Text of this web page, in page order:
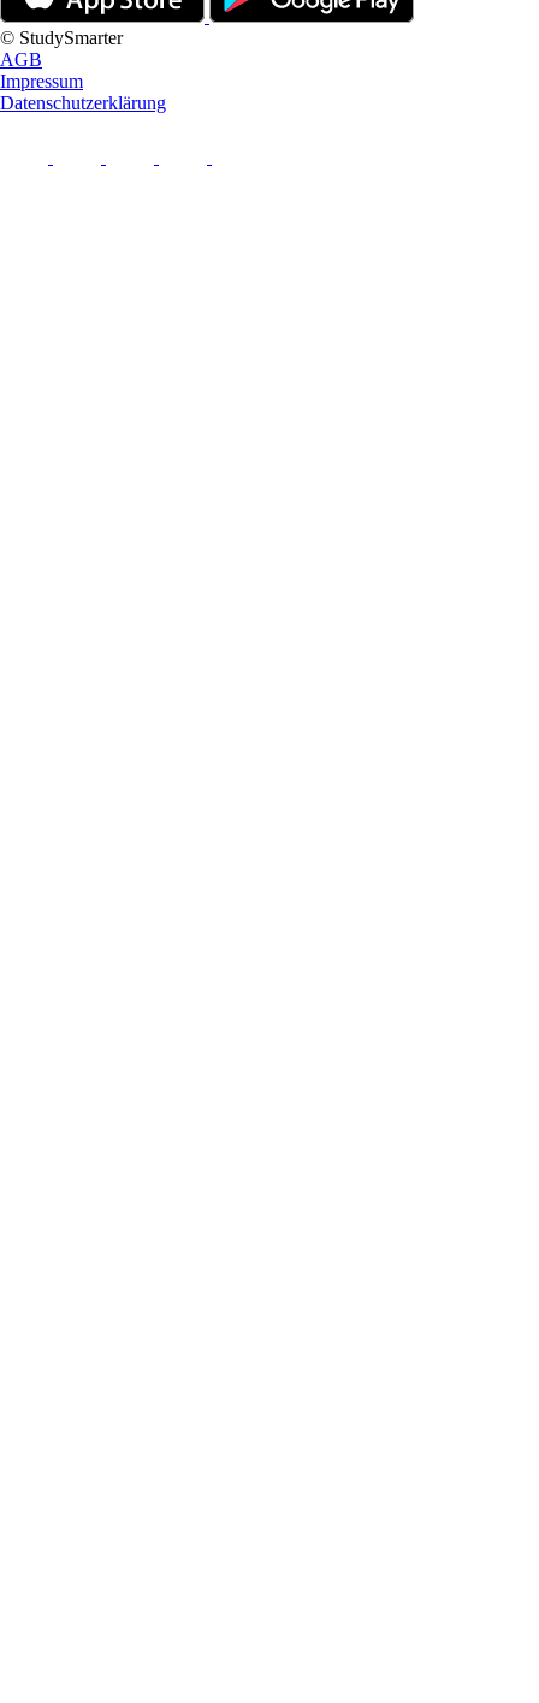
© StudySmarter
AGB
Impressum
Datenschutzerklärung